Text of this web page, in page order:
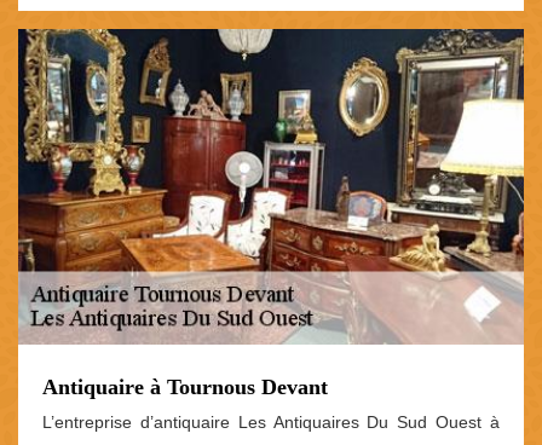
Antiquaire à Tournous Devant
L’entreprise d’antiquaire Les Antiquaires Du Sud Ouest à